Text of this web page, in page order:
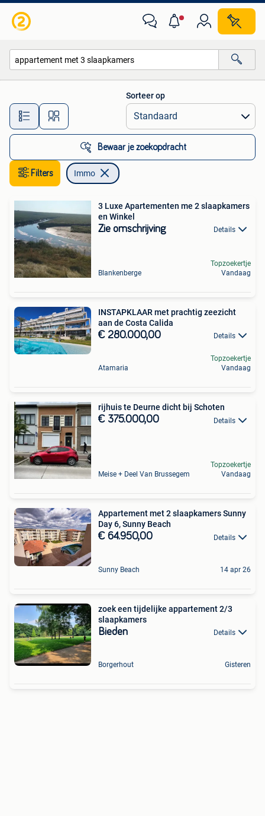
Alle afstanden…
Sorteer op
Bewaar je zoekopdracht
Filters Immo
3 Luxe Apartementen me 2 slaapkamers
en Winkel
Zie omschrijving Details
Blankenberge
Topzoekertje
Vandaag
INSTAPKLAAR met prachtig zeezicht
aan de Costa Calida
€ 280.000,00 Details
Atamaria
Topzoekertje
Vandaag
rijhuis te Deurne dicht bij Schoten
€ 375.000,00 Details
Meise + Deel Van Brussegem
Topzoekertje
Vandaag
Appartement met 2 slaapkamers Sunny
Day 6, Sunny Beach
€ 64.950,00 Details
Sunny Beach 14 apr 26
zoek een tijdelijke appartement 2/3
slaapkamers
Bieden Details
Borgerhout Gisteren